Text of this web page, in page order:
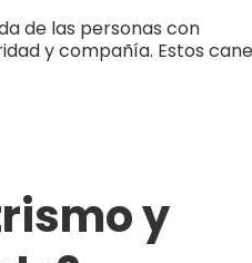
de las personas con
y compañía. Estos
y